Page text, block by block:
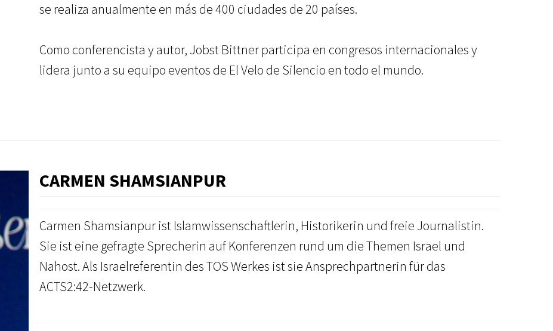
se realiza anualmente en más de 400 ciudades de 20 países.
Como conferencista y autor, Jobst Bittner participa en congresos internacionales y
lidera junto a su equipo eventos de El Velo de Silencio en todo el mundo.
CARMEN SHAMSIANPUR
Carmen Shamsianpur ist Islamwissenschaftlerin, Historikerin und freie Journalistin.
Sie ist eine gefragte Sprecherin auf Konferenzen rund um die Themen Israel und
Nahost. Als Israelreferentin des TOS Werkes ist sie Ansprechpartnerin für das
ACTS2:42-Netzwerk.